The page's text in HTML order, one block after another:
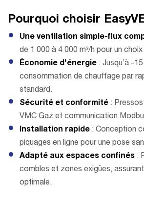
Pourquoi choisir
Une ventilation simple-flux
de 1 000 à 4 000 m³/h pour un
Économie d'énergie : Jusqu’à -
consommation de chauffage par
standard.
Sécurité et conformité :
VMC Gaz et communication
Installation rapide : Conception
piquages en ligne pour une pose
Adapté aux espaces confinés :
combles et zones exigües,
optimale.